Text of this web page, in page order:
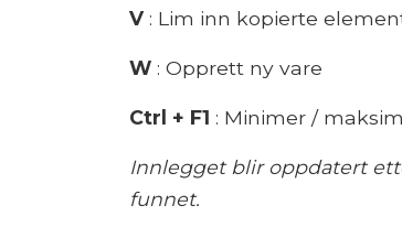
V : Lim inn kopierte
W : Opprett ny vare
Ctrl + F1 : Minimer /
Innlegget blir oppdatert
funnet.